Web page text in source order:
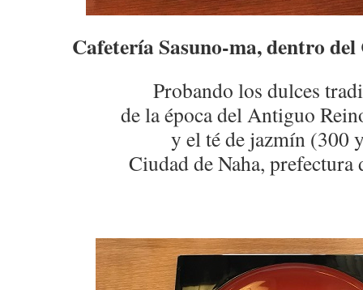
Cafetería Sasuno-ma, dentro
Probando los dulces
de la época del Antiguo
y el té de jazmín (300
Ciudad de Naha, prefectura